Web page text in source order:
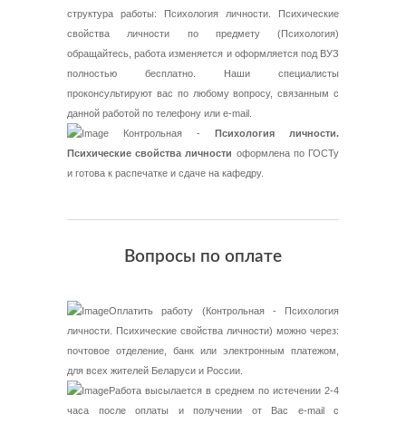
структура работы: Психология личности. Психические
свойства личности по предмету (Психология)
обращайтесь, работа изменяется и оформляется под ВУЗ
полностью бесплатно. Наши специалисты
проконсультируют вас по любому вопросу, связанным с
данной работой по телефону или e-mail.
Контрольная - Психология личности.
Психические свойства личности оформлена по ГОСТу
и готова к распечатке и сдаче на кафедру.
Вопросы по оплате
Оплатить работу (Контрольная - Психология
личности. Психические свойства личности) можно через:
почтовое отделение, банк или электронным платежом,
для всех жителей Беларуси и России.
Работа высылается в среднем по истечении 2-4
часа после оплаты и получении от Вас e-mail с